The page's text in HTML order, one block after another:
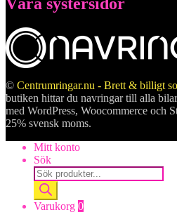
© Centrumringar.nu - Brett & billigt
butiken hittar du navringar till alla
med WordPress, Woocommerce och
25% svensk moms.
Mitt konto
Sök
Products
search
Varukorg 0